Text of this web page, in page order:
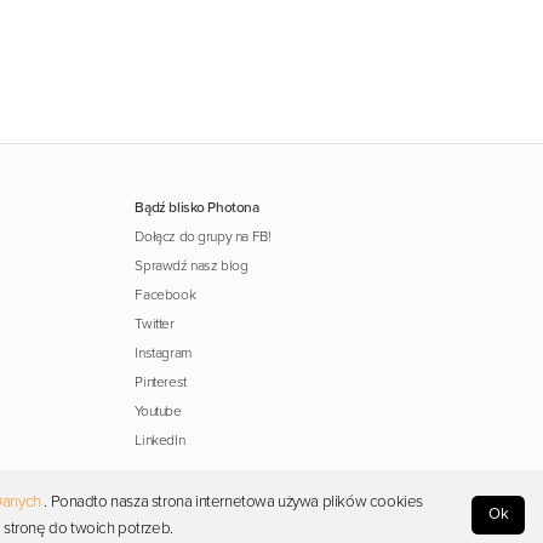
Bądź blisko Photona
Dołącz do grupy na FB!
Sprawdź nasz blog
Facebook
Twitter
Instagram
Pinterest
Youtube
LinkedIn
. Ponadto nasza strona internetowa używa plików cookies
stronę do twoich potrzeb.
Ok